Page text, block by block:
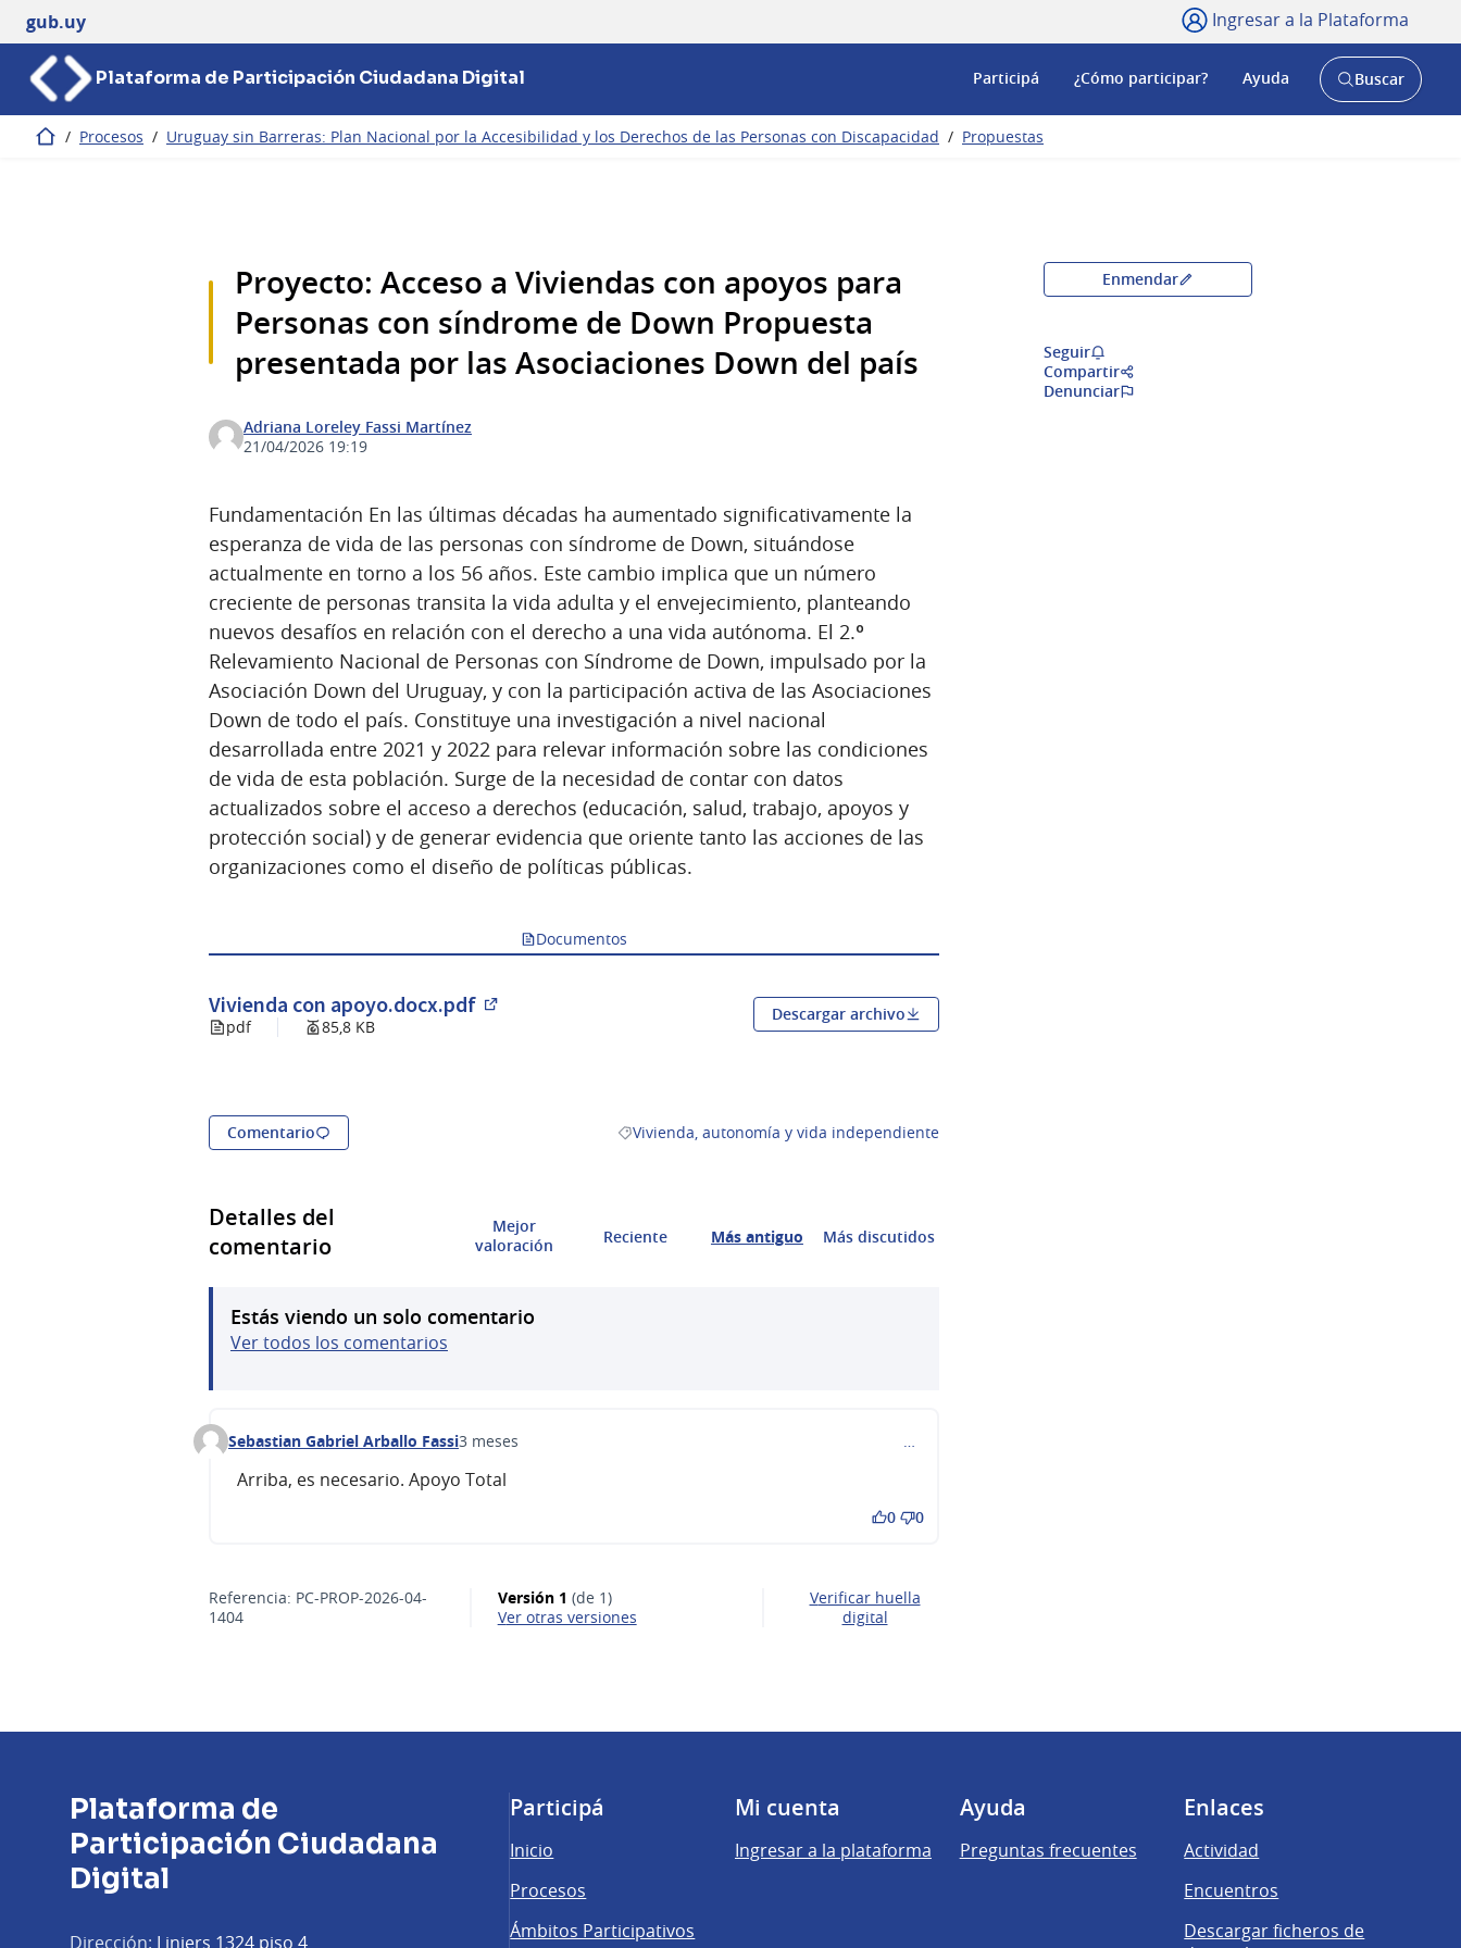
gub.uy Ingresar a la Plataforma
Plataforma de Participación Ciudadana Digital Participá ¿Cómo participar? Ayuda
AbrirBuscar
Inicio / Procesos / Uruguay sin Barreras: Plan Nacional por la Accesibilidad y los Derechos de las Personas con Discapacidad / Propuestas
Proyecto: Acceso a Viviendas con apoyos para
Personas con síndrome de Down Propuesta
presentada por las Asociaciones Down del país
Adriana Loreley Fassi Martínez
21/04/2026 19:19
Fundamentación En las últimas décadas ha aumentado significativamente la
esperanza de vida de las personas con síndrome de Down, situándose
actualmente en torno a los 56 años. Este cambio implica que un número
creciente de personas transita la vida adulta y el envejecimiento, planteando
nuevos desafíos en relación con el derecho a una vida autónoma. El 2.º
Relevamiento Nacional de Personas con Síndrome de Down, impulsado por la
Asociación Down del Uruguay, y con la participación activa de las Asociaciones
Down de todo el país. Constituye una investigación a nivel nacional
desarrollada entre 2021 y 2022 para relevar información sobre las condiciones
de vida de esta población. Surge de la necesidad de contar con datos
actualizados sobre el acceso a derechos (educación, salud, trabajo, apoyos y
protección social) y de generar evidencia que oriente tanto las acciones de las
organizaciones como el diseño de políticas públicas.
Documentos
Vivienda con apoyo.docx.pdf
pdf 85,8 KB
Descargar archivo
Comentario Resultados al filtrar por la categoría: Vivienda, autonomía y vida independiente
Vivienda, autonomía y vida independiente
Enmendar
Seguir
Compartir
Denunciar
Detalles del
comentario
Mejor
valoración
Reciente Más antiguo Más discutidos
Estás viendo un solo comentario
Ver todos los comentarios
Comentario 728
Sebastian Gabriel Arballo Fassi3 meses …
Arriba, es necesario. Apoyo Total
0 0
Referencia: PC-PROP-2026-04-
1404
Versión 1 (de 1)
ver otras versiones
Verificar huella
digital
Plataforma de
Participación Ciudadana
Digital
Dirección: Liniers 1324 piso 4
Participá
Inicio
Procesos
Ámbitos Participativos
Mi cuenta
Ingresar a la plataforma
Ayuda
Preguntas frecuentes
Enlaces
Actividad
Encuentros
Descargar ficheros de